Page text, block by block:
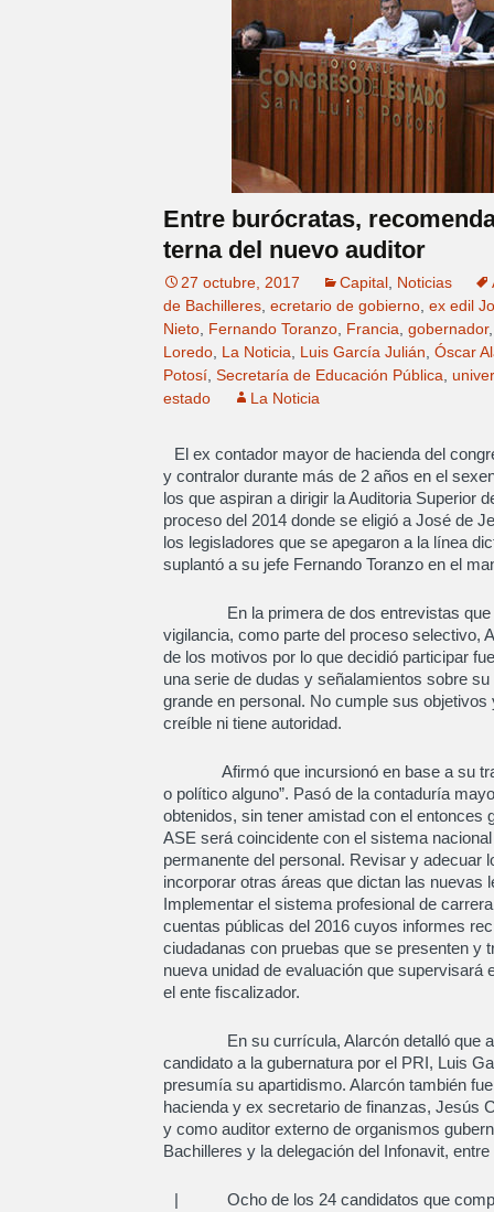
Entre burócratas,
terna del nuevo auditor
27 octubre, 2017 Capital Noticias
de Bachilleres ecretario de gobierno ex edil
Nieto Fernando Toranzo Francia gobernador
Loredo La Noticia Luis García Julián Óscar
Potosí Secretaría de Educación Pública
estado
La Noticia
El ex contador mayor de hacienda del
y contralor durante más de 2 años en el
los que aspiran a dirigir la Auditoria Superior
proceso del 2014 donde se eligió a José de
los legisladores que se apegaron a la línea
suplantó a su jefe Fernando Toranzo en el
En la primera de dos entrevistas que
vigilancia, como parte del proceso selectivo,
de los motivos por lo que decidió participar
una serie de dudas y señalamientos sobre
grande en personal. No cumple sus
creíble ni tiene autoridad.
Afirmó que incursionó en base a su
o político alguno”. Pasó de la contaduría
obtenidos, sin tener amistad con el entonces
ASE será coincidente con el sistema
permanente del personal. Revisar y adecuar
incorporar otras áreas que dictan las
Implementar el sistema profesional de
cuentas públicas del 2016 cuyos informes
ciudadanas con pruebas que se presenten y
nueva unidad de evaluación que supervisará
el ente fiscalizador.
En su currícula, Alarcón detalló que al
candidato a la gubernatura por el PRI, Luis
presumía su apartidismo. Alarcón también
hacienda y ex secretario de finanzas, Jesús
y como auditor externo de organismos
Bachilleres y la delegación del Infonavit,
| Ocho de los 24 candidatos que